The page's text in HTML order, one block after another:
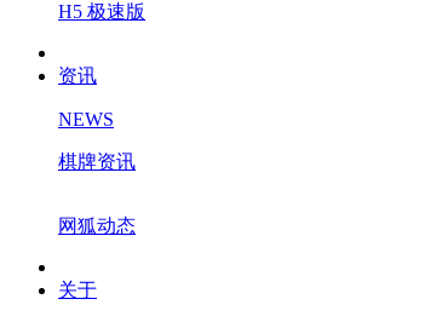
H5 极速版
资讯
NEWS
棋牌资讯
网狐动态
关于